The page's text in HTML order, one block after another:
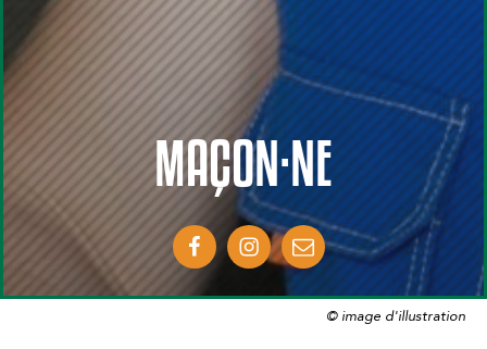
MAÇON·NE
© image d'illustration